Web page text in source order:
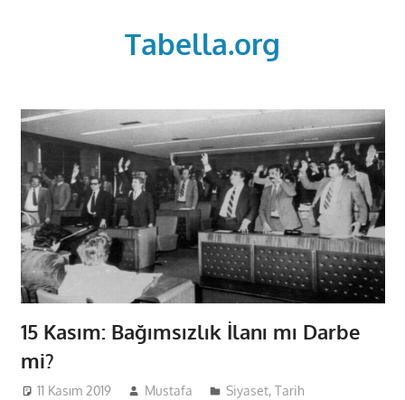
Tabella.org
15 Kasım: Bağımsızlık İlanı mı Darbe
mi?
11 Kasım 2019 Mustafa Siyaset,Tarih